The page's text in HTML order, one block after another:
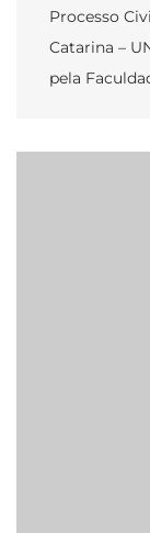
Processo
Catarina –
pela